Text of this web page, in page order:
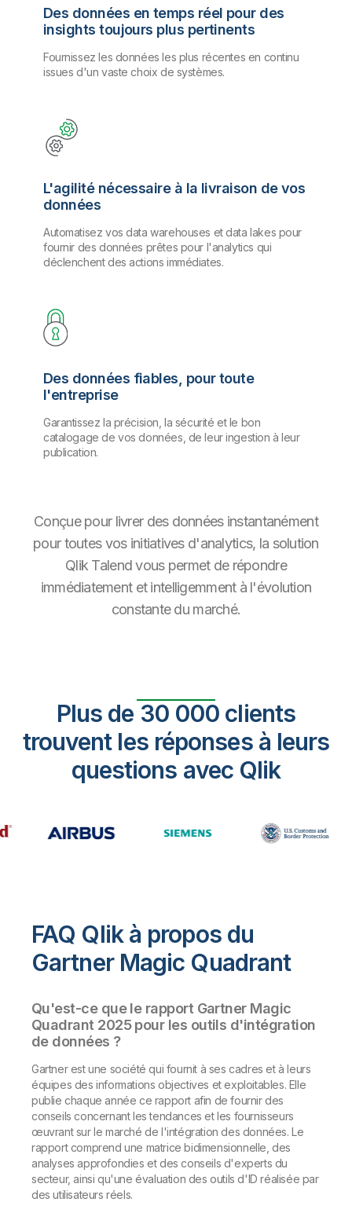
Des données en temps réel pour des
insights toujours plus pertinents
Fournissez les données les plus récentes en continu
issues d'un vaste choix de systèmes.
L'agilité nécessaire à la livraison de vos
données
Automatisez vos data warehouses et data lakes pour
fournir des données prêtes pour l'analytics qui
déclenchent des actions immédiates.
Des données fiables, pour toute
l'entreprise
Garantissez la précision, la sécurité et le bon
catalogage de vos données, de leur ingestion à leur
publication.
Conçue pour livrer des données instantanément
pour toutes vos initiatives d'analytics, la solution
Qlik Talend vous permet de répondre
immédiatement et intelligemment à l'évolution
constante du marché.
Plus de 30 000 clients
trouvent les réponses à leurs
questions avec Qlik
FAQ Qlik à propos du
Gartner Magic Quadrant
Qu'est-ce que le rapport Gartner Magic
Quadrant 2025 pour les outils d'intégration
de données ?
Gartner est une société qui fournit à ses cadres et à leurs
équipes des informations objectives et exploitables. Elle
publie chaque année ce rapport afin de fournir des
conseils concernant les tendances et les fournisseurs
œuvrant sur le marché de l'intégration des données. Le
rapport comprend une matrice bidimensionnelle, des
analyses approfondies et des conseils d'experts du
secteur, ainsi qu'une évaluation des outils d'ID réalisée par
des utilisateurs réels.